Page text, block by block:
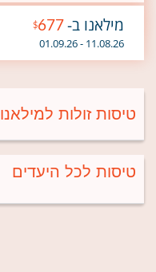
מילאנו ב-677
$
11.08.26 - 01.09.26
טיסות זולות למילאנו
טיסות לכל היעדים